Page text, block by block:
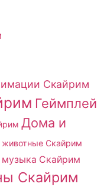
Скайрим
Геймплей
Дома и
животные Скайрим
музыка Скайрим
Скайрим